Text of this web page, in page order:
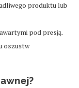
produktu lub
pod presją.
oszustw